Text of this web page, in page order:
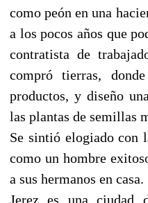
como peón en una
a los pocos años que
contratista de
compró tierras,
productos, y diseño
las plantas de semillas
Se sintió elogiado con
como un hombre
a sus hermanos en casa.
Jerez es una ciudad